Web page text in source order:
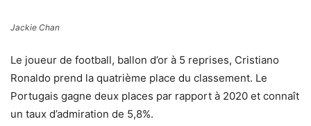
Jackie Chan
Le joueur de football, ballon d’or à 5 reprises, Cristiano
Ronaldo prend la quatrième place du classement. Le
Portugais gagne deux places par rapport à 2020 et connaît
un taux d’admiration de 5,8%.